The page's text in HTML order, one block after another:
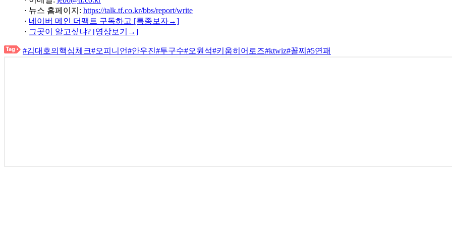
· 뉴스 홈페이지: https://talk.tf.co.kr/bbs/report/write
· 네이버 메인 더팩트 구독하고 [특종보자→]
· 그곳이 알고싶냐? [영상보기→]
#김대호의핵심체크#오피니언#안우진#투구수#오원석#키움히어로즈#ktwiz#꼴찌 #5연패